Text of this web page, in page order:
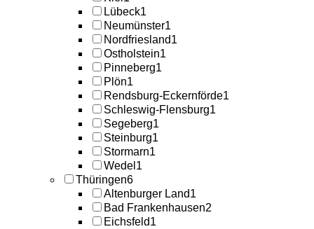
Lübeck1
Neumünster1
Nordfriesland1
Ostholstein1
Pinneberg1
Plön1
Rendsburg-Eckernförde1
Schleswig-Flensburg1
Segeberg1
Steinburg1
Stormarn1
Wedel 1
Thüringen6
Altenburger Land1
Bad Frankenhausen2
Eichsfeld1